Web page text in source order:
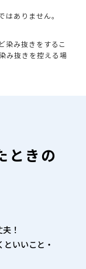
ありません。
染み抜きをするこ
み抜きを控える場
ときの
！
いいこと・